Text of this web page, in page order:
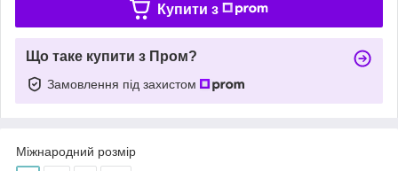
Купити з
Що таке купити з Пром?
Замовлення під захистом
Міжнародний розмір